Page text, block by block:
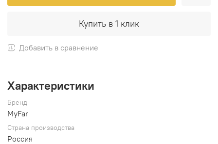
Купить в 1 клик
Добавить в сравнение
Характеристики
Бренд
MyFar
Страна производства
Россия